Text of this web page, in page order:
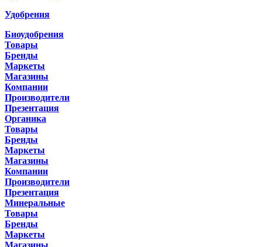
Удобрения
Биоудобрения
Товары
Бренды
Маркеты
Магазины
Компании
Производители
Презентация
Органика
Товары
Бренды
Маркеты
Магазины
Компании
Производители
Презентация
Минеральные
Товары
Бренды
Маркеты
Магазины